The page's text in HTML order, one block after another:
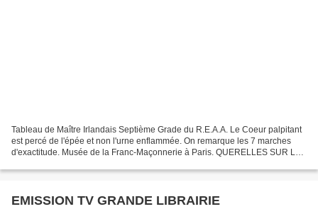
Tableau de Maître Irlandais Septième Grade du R.E.A.A. Le Coeur palpitant
est percé de l'épée et non l'urne enflammée. On remarque les 7 marches
d'exactitude. Musée de la Franc-Maçonnerie à Paris. QUERELLES SUR LA
EMISSION TV GRANDE LIBRAIRIE